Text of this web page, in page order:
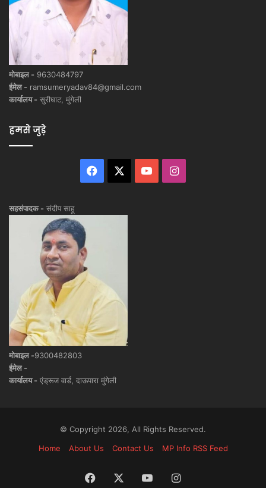
मोबाइल - 9630484797
ईमेल - ramsumeryadav84@gmail.com
कार्यालय - सुरीघाट, मुंगेली
हमसे जुड़े
Facebook YouTubeInstagram
सहसंपादक - संदीप साहू
मोबाइल -9300482803
ईमेल -
कार्यालय - एंड्रूज वार्ड, दाऊपारा मुंगेली
© Copyright 2026, All Rights Reserved.
Home
About Us Contact Us MP Info RSS Feed
Facebook YouTubeInstagram